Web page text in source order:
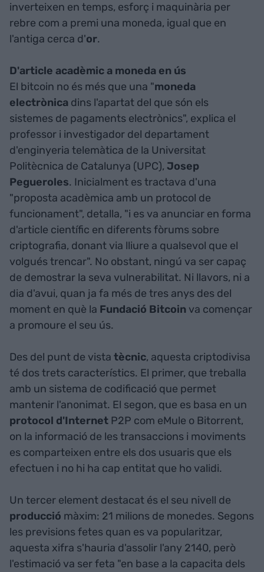
inverteixen en temps, esforç i maquinària per
rebre com a premi una moneda, igual que en
l'antiga cerca d'or.
D'article acadèmic a moneda en ús
El bitcoin no és més que una "moneda
electrònica dins l'apartat del que són els
sistemes de pagaments electrònics", explica el
professor i investigador del departament
d'enginyeria telemàtica de la Universitat
Politècnica de Catalunya (UPC), Josep
Pegueroles. Inicialment es tractava d'una
"proposta acadèmica amb un protocol de
funcionament", detalla, "i es va anunciar en forma
d'article científic en diferents fòrums sobre
criptografia, donant via lliure a qualsevol que el
volgués trencar". No obstant, ningú va ser capaç
de demostrar la seva vulnerabilitat. Ni llavors, ni a
dia d'avui, quan ja fa més de tres anys des del
moment en què la Fundació Bitcoin va començar
a promoure el seu ús.
Des del punt de vista tècnic, aquesta criptodivisa
té dos trets característics. El primer, que treballa
amb un sistema de codificació que permet
mantenir l'anonimat. El segon, que es basa en un
protocol d'Internet P2P com eMule o Bitorrent,
on la informació de les transaccions i moviments
es comparteixen entre els dos usuaris que els
efectuen i no hi ha cap entitat que ho validi.
Un tercer element destacat és el seu nivell de
producció màxim: 21 milions de monedes. Segons
les previsions fetes quan es va popularitzar,
aquesta xifra s'hauria d'assolir l'any 2140, però
l'estimació va ser feta "en base a la capacita dels